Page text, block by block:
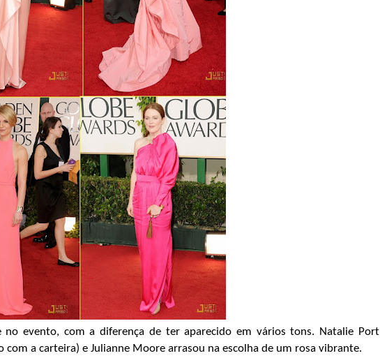
evento, com a diferença de ter aparecido em vários tons. Natalie
a carteira) e Julianne Moore arrasou na escolha de um rosa vibrante.